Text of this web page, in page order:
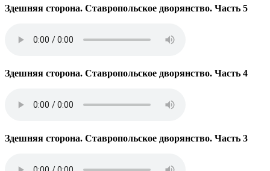
Здешняя сторона. Ставропольское дворянство. Часть 5
Здешняя сторона. Ставропольское дворянство. Часть 4
Здешняя сторона. Ставропольское дворянство. Часть 3